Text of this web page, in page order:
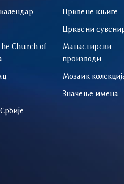
Church of
Црквене књиге
Црквени
Манастирски
производи
Мозаик
Значење имена